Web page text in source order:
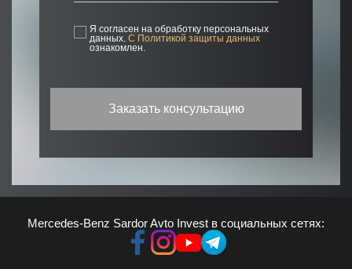
Я согласен на обработку персональных
данных. С Политикой защиты данных
ознакомлен.
Заказать консультацию
Mercedes-Benz Sardor Avto Invest в социальных сетях: